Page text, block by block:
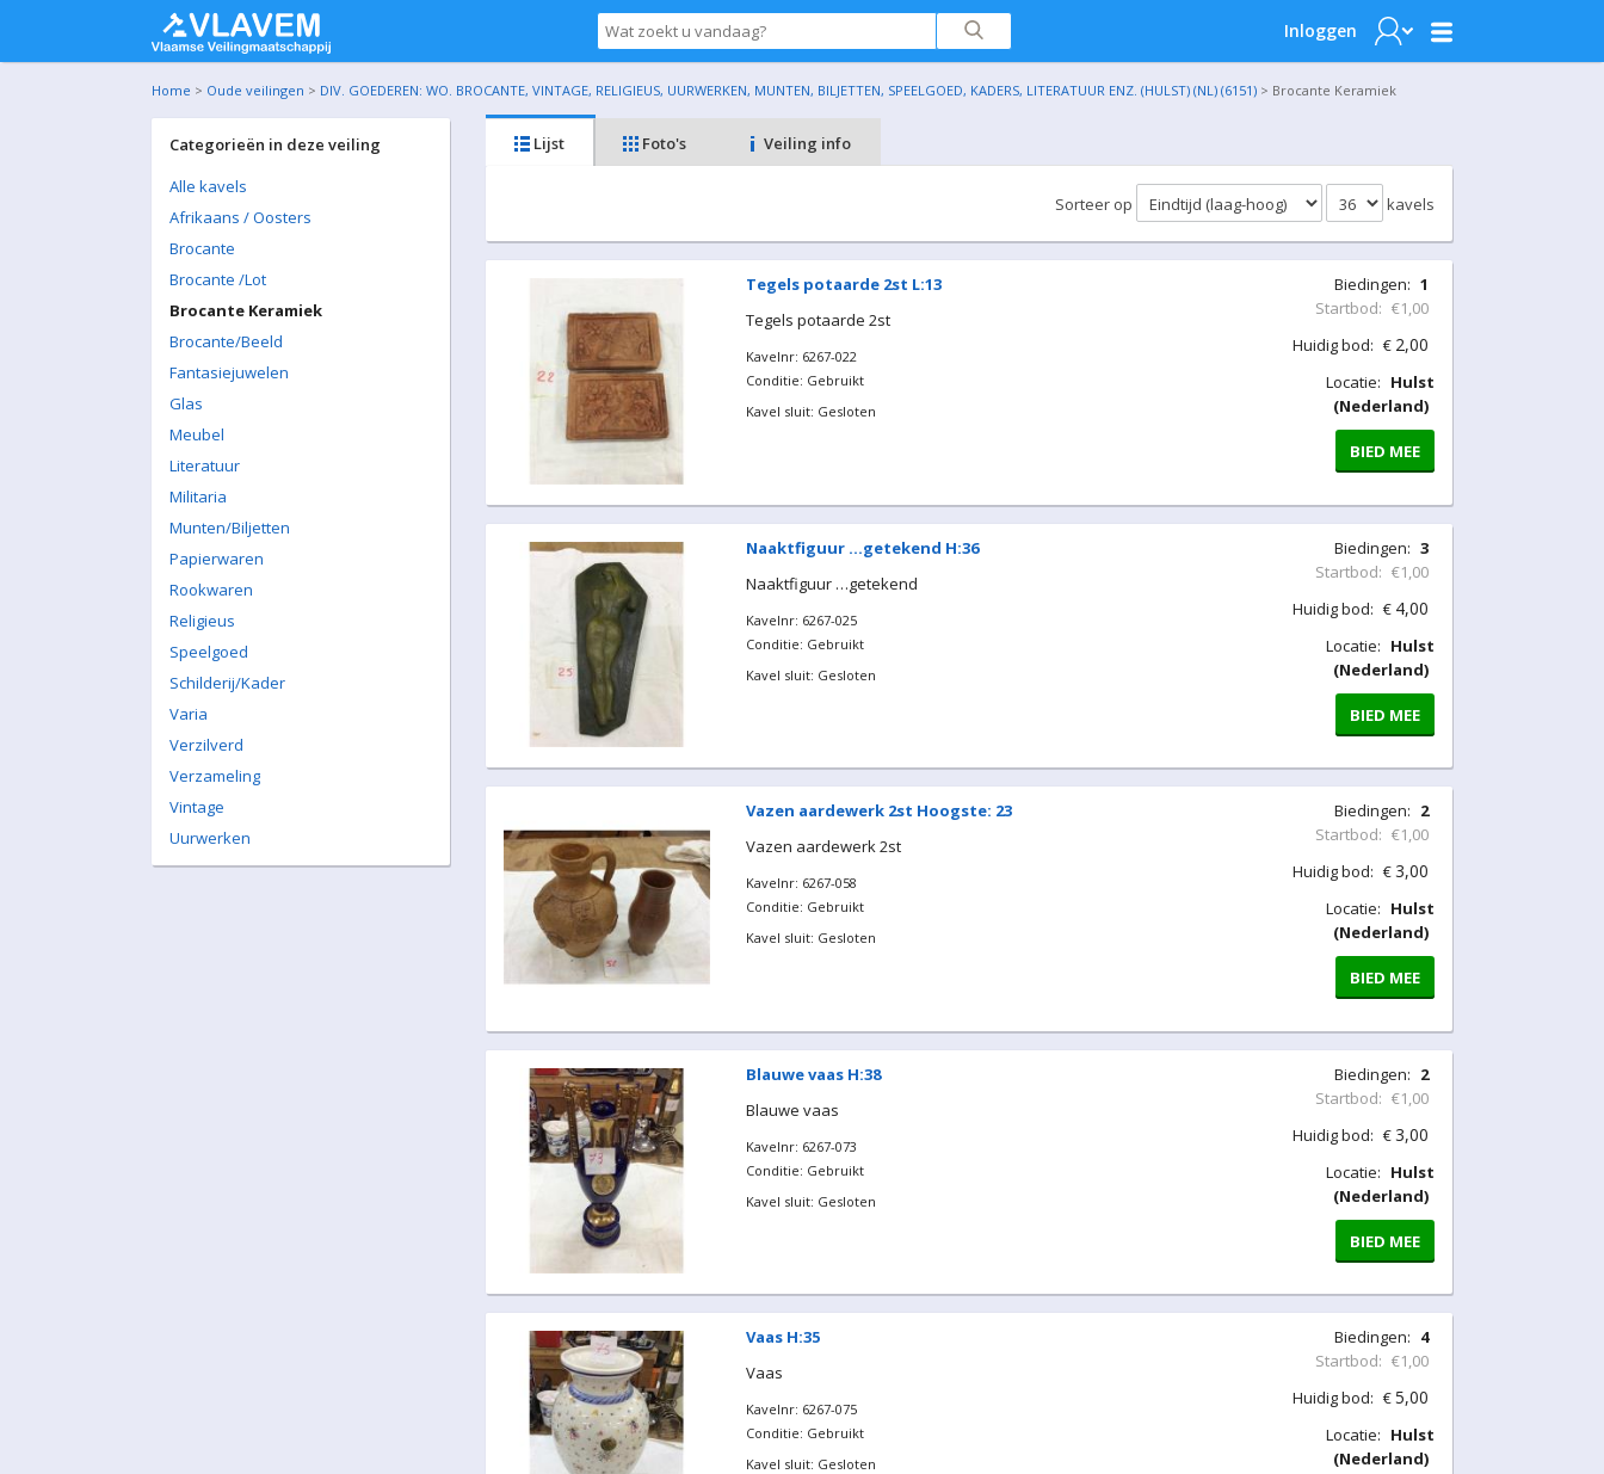
Inloggen
Home > Oude veilingen > DIV. GOEDEREN: WO. BROCANTE, VINTAGE, RELIGIEUS, UURWERKEN, MUNTEN, BILJETTEN, SPEELGOED, KADERS, LITERATUUR ENZ. (HULST) (NL) (6151) > Brocante Keramiek
Categorieën in deze veiling
Alle kavels
Afrikaans / Oosters
Brocante
Brocante /Lot
Brocante Keramiek
Brocante/Beeld
Fantasiejuwelen
Glas
Meubel
Literatuur
Militaria
Munten/Biljetten
Papierwaren
Rookwaren
Religieus
Speelgoed
Schilderij/Kader
Varia
Verzilverd
Verzameling
Vintage
Uurwerken
Lijst Foto's Veiling info
Sorteer op kavels
Tegels potaarde 2st L:13
Tegels potaarde 2st
Kavelnr: 6267-022
Conditie: Gebruikt
Kavel sluit: Gesloten
Biedingen: 1
Startbod: €1,00
Huidig bod: € 2,00
Locatie: Hulst
(Nederland)
BIED MEE
Naaktfiguur …getekend H:36
Naaktfiguur …getekend
Kavelnr: 6267-025
Conditie: Gebruikt
Kavel sluit: Gesloten
Biedingen: 3
Startbod: €1,00
Huidig bod: € 4,00
Locatie: Hulst
(Nederland)
BIED MEE
Vazen aardewerk 2st Hoogste: 23
Vazen aardewerk 2st
Kavelnr: 6267-058
Conditie: Gebruikt
Kavel sluit: Gesloten
Biedingen: 2
Startbod: €1,00
Huidig bod: €3,00
Locatie: Hulst
(Nederland)
BIED MEE
Blauwe vaas H:38
Blauwe vaas
Kavelnr: 6267-073
Conditie: Gebruikt
Kavel sluit: Gesloten
Biedingen: 2
Startbod: €1,00
Huidig bod: €3,00
Locatie: Hulst
(Nederland)
BIED MEE
Vaas H:35
Vaas
Kavelnr: 6267-075
Conditie: Gebruikt
Kavel sluit: Gesloten
Biedingen: 4
Startbod: €1,00
Huidig bod: €5,00
Locatie: Hulst
(Nederland)